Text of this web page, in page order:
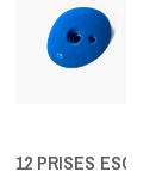
12 PRISES